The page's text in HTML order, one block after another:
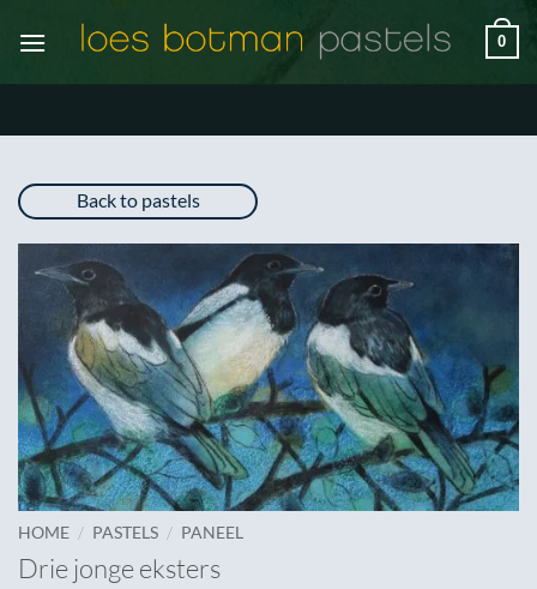
naar
0
Back to pastels
HOME / PASTELS / PANEEL
Drie jonge eksters